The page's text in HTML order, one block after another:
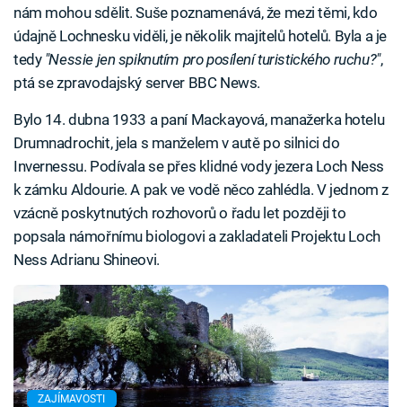
nám mohou sdělit. Suše poznamenává, že mezi těmi, kdo
údajně Lochnesku viděli, je několik majitelů hotelů. Byla a je
tedy "Nessie jen spiknutím pro posílení turistického ruchu?",
ptá se zpravodajský server BBC News.
Bylo 14. dubna 1933 a paní Mackayová, manažerka hotelu
Drumnadrochit, jela s manželem v autě po silnici do
Invernessu. Podívala se přes klidné vody jezera Loch Ness
k zámku Aldourie. A pak ve vodě něco zahlédla. V jednom z
vzácně poskytnutých rozhovorů o řadu let později to
popsala námořnímu biologovi a zakladateli Projektu Loch
Ness Adrianu Shineovi.
ZAJÍMAVOSTI